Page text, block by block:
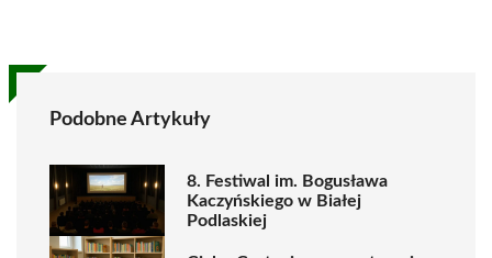
Podobne Artykuły
8. Festiwal im. Bogusława
Kaczyńskiego w Białej
Podlaskiej